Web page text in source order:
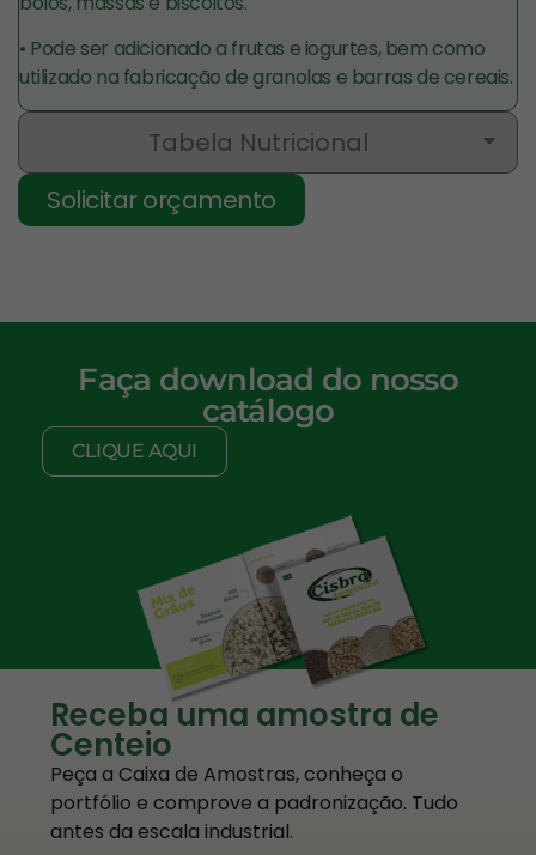
• Pode ser adicionado a frutas e iogurtes, bem como
utilizado na fabricação de granolas e barras de cereais.
Tabela Nutricional
Solicitar orçamento
Faça download do nosso
catálogo
CLIQUE AQUI
Receba uma amostra de
Centeio
Peça a Caixa de Amostras, conheça o
portfólio e comprove a padronização. Tudo
antes da escala industrial.